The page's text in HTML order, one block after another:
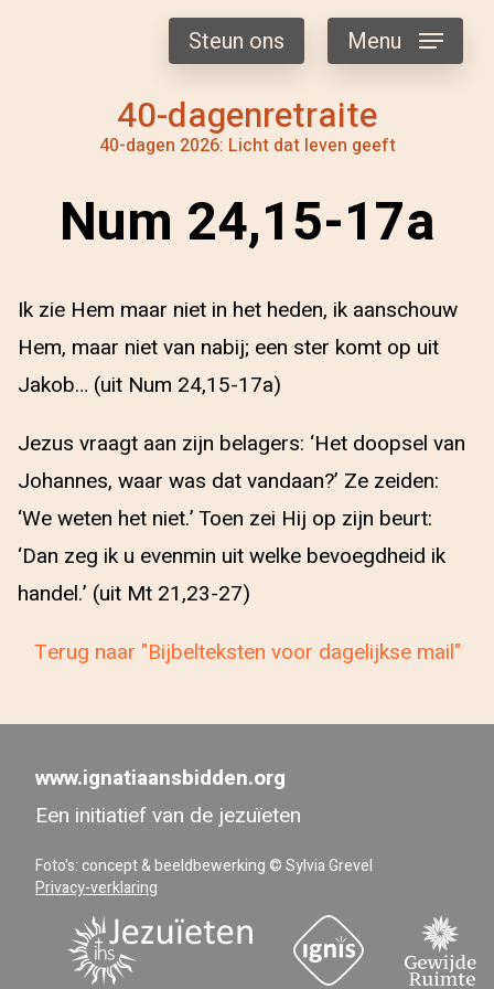
40-dagenretraite
40-dagen 2026: Licht dat leven geeft
Steun ons Menu
Num 24,15-17a
Ik zie Hem maar niet in het heden, ik aanschouw
Hem, maar niet van nabij; een ster komt op uit
Jakob… (uit Num 24,15-17a)
Jezus vraagt aan zijn belagers: ‘Het doopsel van
Johannes, waar was dat vandaan?’ Ze zeiden:
‘We weten het niet.’ Toen zei Hij op zijn beurt:
‘Dan zeg ik u evenmin uit welke bevoegdheid ik
handel.’ (uit Mt 21,23-27)
Terug naar "Bijbelteksten voor dagelijkse mail"
www.ignatiaansbidden.org
Een initiatief van de jezuïeten
Foto's: concept & beeldbewerking © Sylvia Grevel
Privacy-verklaring